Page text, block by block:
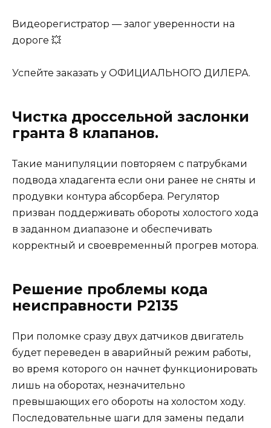
Видеорегистратор — залог уверенности на
дороге 💥
Успейте заказать у ОФИЦИАЛЬНОГО ДИЛЕРА.
Чистка дроссельной заслонки
гранта 8 клапанов.
Такие манипуляции повторяем с патрубками
подвода хладагента если они ранее не сняты и
продувки контура абсорбера. Регулятор
призван поддерживать обороты холостого хода
в заданном диапазоне и обеспечивать
корректный и своевременный прогрев мотора.
Решение проблемы кода
неисправности P2135
При поломке сразу двух датчиков двигатель
будет переведен в аварийный режим работы,
во время которого он начнет функционировать
лишь на оборотах, незначительно
превышающих его обороты на холостом ходу.
Последовательные шаги для замены педали